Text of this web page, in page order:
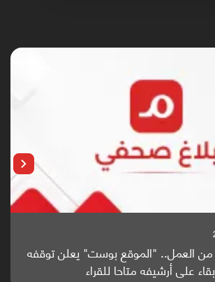
سباق أبحاث ألزهايمر بدراسة
(ترجمة)